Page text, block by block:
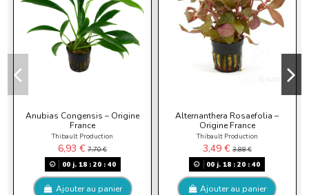
Anubias Congensis – Origine
France
Thibault Production
6,93 €7,70 €
00j. 18: 20: 40
Ajouter au panier
Alternanthera Rosaefolia –
Origine France
Thibault Production
3,49 € 3,88 €
00 j. 18 :20 :40
Ajouter au panier